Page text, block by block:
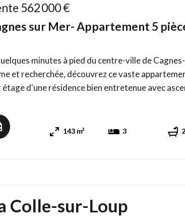
562 000 €
sur Mer- Appartement 5
minutes à pied du centre-ville de
et recherchée, découvrez ce vaste
d'une résidence bien entretenue avec ascenseur. Issu de
d'aménagement. Il se compose d'un hall
baigné de lumière ouvran ...
143 m² 3 2
Colle-sur-Loup